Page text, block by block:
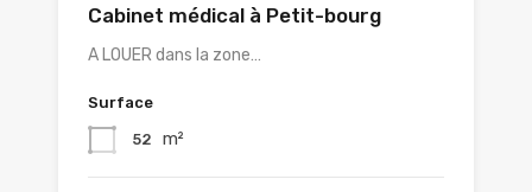
Cabinet médical à Petit-bourg
A LOUER dans la zone…
Surface
52 m²